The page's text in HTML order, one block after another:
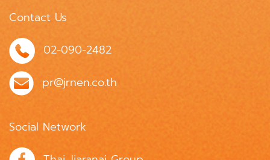
Contact Us
02-090-2482
pr@jrnen.co.th
Social Network